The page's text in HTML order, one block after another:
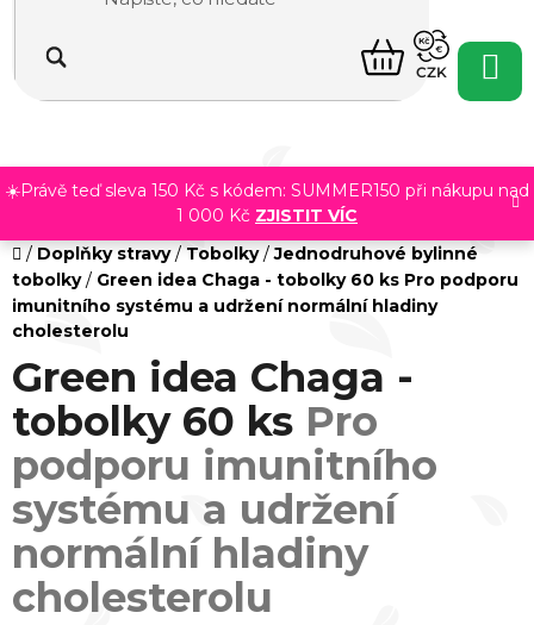
obsah
☀️Právě teď sleva 150 Kč s kódem: SUMMER150 při nákupu nad
1 000 Kč ZJISTIT VÍC
NÁKUPNÍ
KOŠÍK
CZK
Domů
/ Doplňky stravy / Tobolky / Jednodruhové bylinné
tobolky / Green idea Chaga - tobolky 60 ks Pro podporu
imunitního systému a udržení normální hladiny
cholesterolu
Green idea Chaga -
tobolky 60 ks Pro
podporu imunitního
systému a udržení
normální hladiny
cholesterolu